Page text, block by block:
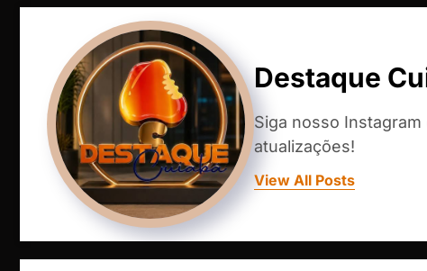
Destaque
Siga nosso Instagram
atualizações!
View All Posts